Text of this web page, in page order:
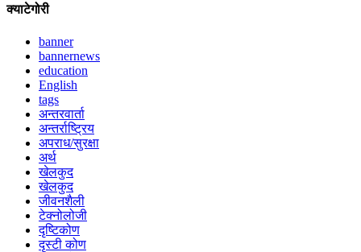
क्याटेगोरी
banner
bannernews
education
English
tags
अन्तरवार्ता
अन्तर्राष्ट्रिय
अपराध/सुरक्षा
अर्थ
खेलकुद
खेलकुद
जीवनशैली
टेक्नोलोजी
दृष्टिकोण
दृस्टी कोण